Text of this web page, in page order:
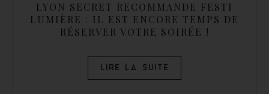
LYON SECRET RECOMMANDE FESTI
LUMIÈRE : IL EST ENCORE TEMPS DE
RÉSERVER VOTRE SOIRÉE !
LIRE LA SUITE